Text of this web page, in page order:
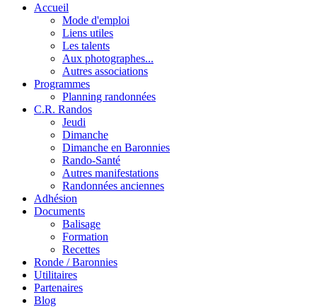
Accueil
Mode d'emploi
Liens utiles
Les talents
Aux photographes...
Autres associations
Programmes
Planning randonnées
C.R. Randos
Jeudi
Dimanche
Dimanche en Baronnies
Rando-Santé
Autres manifestations
Randonnées anciennes
Adhésion
Documents
Balisage
Formation
Recettes
Ronde / Baronnies
Utilitaires
Partenaires
Blog